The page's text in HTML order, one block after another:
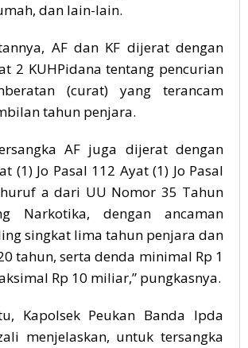
dan lain-lain.
AF dan KF dijerat dengan
2 KUHPidana tentang pencurian
(curat) yang terancam
tahun penjara.
AF juga dijerat dengan
(1) Jo Pasal 112 Ayat (1) Jo Pasal
a dari UU Nomor 35 Tahun
Narkotika, dengan ancaman
singkat lima tahun penjara dan
tahun, serta denda minimal Rp 1
Rp 10 miliar,” pungkasnya.
Kapolsek Peukan Banda Ipda
menjelaskan, untuk tersangka